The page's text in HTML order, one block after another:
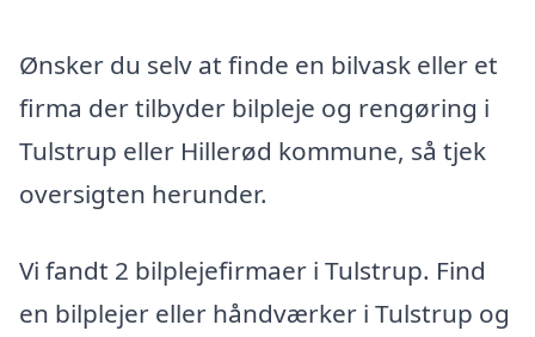
Ønsker du selv at finde en bilvask eller et
firma der tilbyder bilpleje og rengøring i
Tulstrup eller Hillerød kommune, så tjek
oversigten herunder.
Vi fandt 2 bilplejefirmaer i Tulstrup. Find
en bilplejer eller håndværker i Tulstrup og